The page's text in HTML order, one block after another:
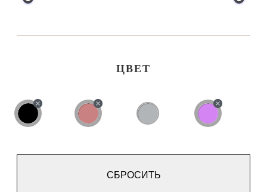
ЦВЕТ
СБРОСИТЬ